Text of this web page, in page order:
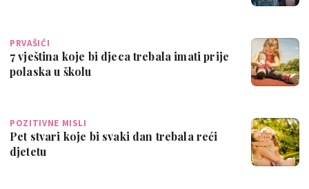
PRVAŠIĆI
7 vještina koje bi djeca trebala imati prije
polaska u školu
POZITIVNE MISLI
Pet stvari koje bi svaki dan trebala reći
djetetu